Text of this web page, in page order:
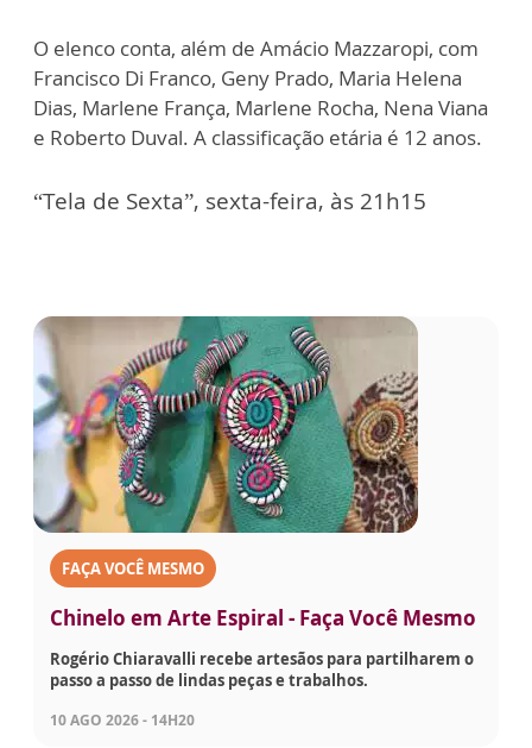
O elenco conta, além de Amácio Mazzaropi, com
Francisco Di Franco, Geny Prado, Maria Helena
Dias, Marlene França, Marlene Rocha, Nena Viana
e Roberto Duval. A classificação etária é 12 anos.
“Tela de Sexta”, sexta-feira, às 21h15
FAÇA VOCÊ MESMO
Chinelo em Arte Espiral - Faça Você Mesmo
Rogério Chiaravalli recebe artesãos para partilharem o
passo a passo de lindas peças e trabalhos.
10 AGO 2026 - 14H20